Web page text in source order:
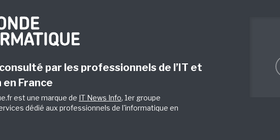
par les professionnels de l’IT et
en France
est une marque de IT News Info, 1er groupe
dédié aux professionnels de l'informatique en